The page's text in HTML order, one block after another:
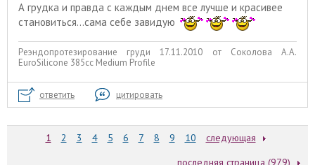
А грудка и правда с каждым днем все лучше и красивее
становиться...сама себе завидую
Реэндопротезирование груди 17.11.2010 от Соколова А.А.
EuroSilicone 385сс Medium Profile
ответить цитировать
1 2 3 4 5 6 7 8 9 10
следующая